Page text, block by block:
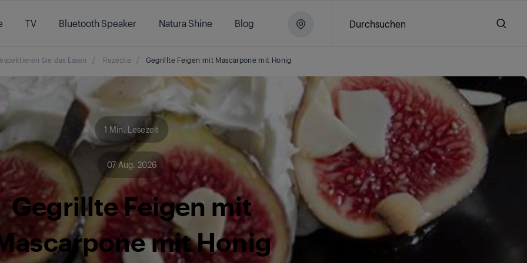
TV Bluetooth Speaker Natura Shine Blog Durchsuchen
Sie das Essen / Rezepte / Gegrillte Feigen mit Mascarpone mit Honig
1 Min. Lesezeit
07 Aug. 2026
Gegrillte Feigen mit
mit Honig